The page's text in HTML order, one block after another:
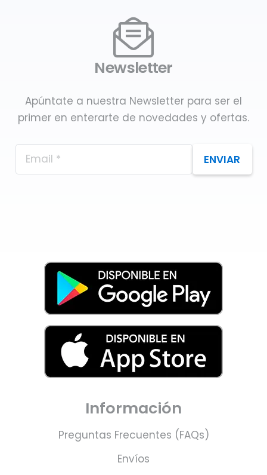
Newsletter
Apúntate a nuestra Newsletter para ser el
primer en enterarte de novedades y ofertas.
ENVIAR
Información
Preguntas Frecuentes (FAQs)
Envíos